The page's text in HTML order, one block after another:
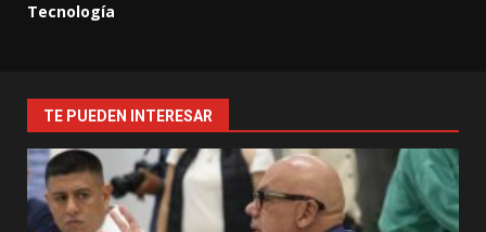
Tecnología
TE PUEDEN INTERESAR